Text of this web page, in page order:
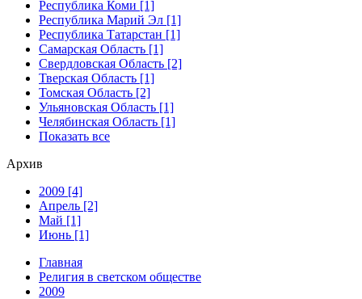
Республика Коми [1]
Республика Марий Эл [1]
Республика Татарстан [1]
Самарская Область [1]
Свердловская Область [2]
Тверская Область [1]
Томская Область [2]
Ульяновская Область [1]
Челябинская Область [1]
Показать все
Архив
2009 [4]
Апрель [2]
Май [1]
Июнь [1]
Главная
Религия в светском обществе
2009